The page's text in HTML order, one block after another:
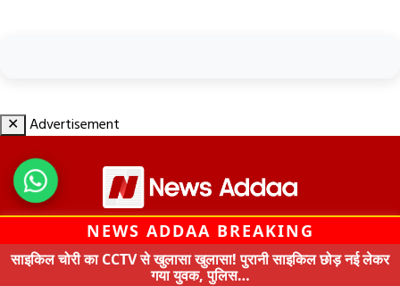
✕ Advertisement
© All Rights Reserved by News Addaa 2020
NEWS ADDAA BREAKING
साइकिल चोरी का CCTV से खुलासा खुलासा! पुरानी साइकिल छोड़ नई लेकर
गया युवक, पुलिस…